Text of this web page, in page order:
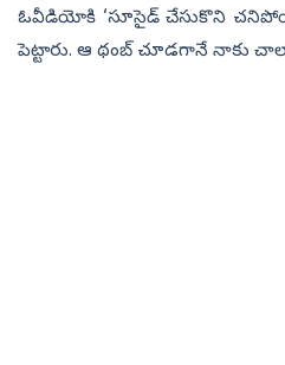
ఓవీడియోకి ‘సూసైడ్‌ చేసుకొని
పెట్టారు. ఆ థంబ్‌ చూడగానే నాకు